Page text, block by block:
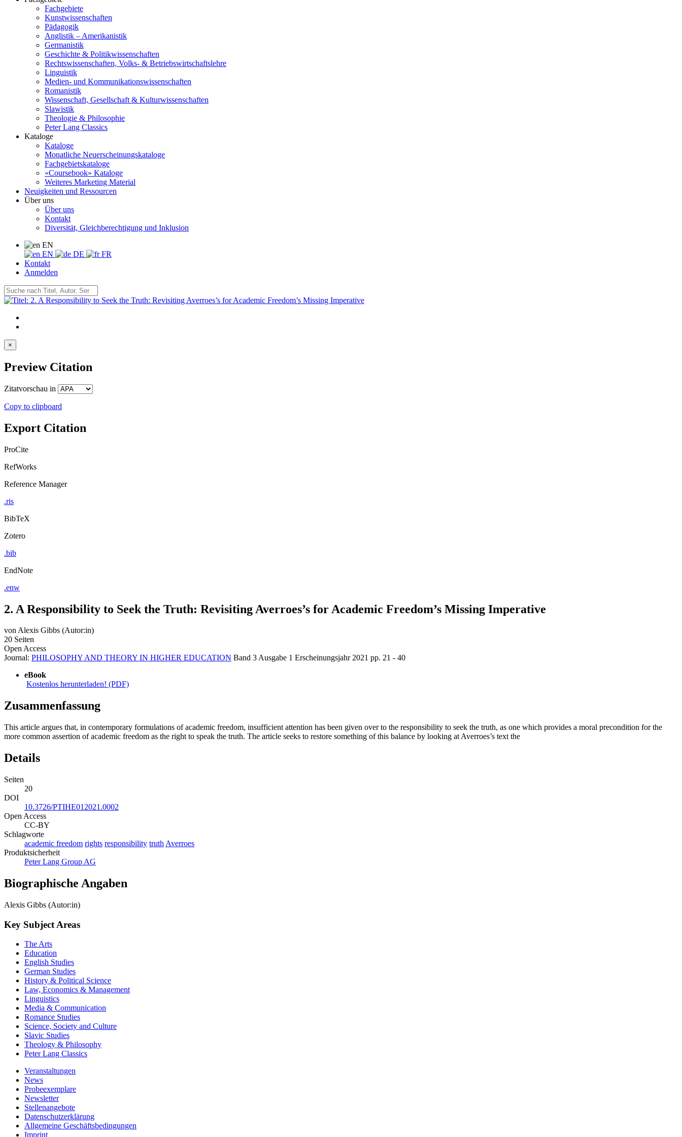
Fachgebiete
Kunstwissenschaften
Pädagogik
Anglistik – Amerikanistik
Germanistik
Geschichte & Politikwissenschaften
Rechtswissenschaften, Volks- & Betriebswirtschaftslehre
Linguistik
Medien- und Kommunikationswissenschaften
Romanistik
Wissenschaft, Gesellschaft & Kulturwissenschaften
Slawistik
Theologie & Philosophie
Peter Lang Classics
Kataloge
Kataloge
Monatliche Neuerscheinungskataloge
Fachgebietskataloge
«Coursebook» Kataloge
Weiteres Marketing Material
Neuigkeiten und Ressourcen
Über uns
Über uns
Kontakt
Diversität, Gleichberechtigung und Inklusion
EN
EN
DE
FR
Kontakt
Anmelden
×
Preview Citation
Zitatvorschau in
Copy to clipboard
Export Citation
ProCite
RefWorks
Reference Manager
.ris
BibTeX
Zotero
.bib
EndNote
.enw
2. A Responsibility to Seek the Truth: Revisiting Averroes’s for Academic Freedom’s Missing Imperative
vonAlexis Gibbs (Autor:in)
20 Seiten
Open Access
Journal: PHILOSOPHY AND THEORY IN HIGHER EDUCATION Band 3Ausgabe 1 Erscheinungsjahr 2021 pp. 21 - 40
eBook
Kostenlos herunterladen! (PDF)
Zusammenfassung
This article argues that, in contemporary formulations of academic freedom, insufficient attention has been given over to the responsibility to seek the truth, as one which provides a moral precondition for the
more common assertion of academic freedom as the right to speak the truth. The article seeks to restore something of this balance by looking at Averroes’s text the
Details
Seiten
20
DOI
10.3726/PTIHE012021.0002
Open Access
CC-BY
Schlagworte
academic freedom rights responsibility truth Averroes
Produktsicherheit
Peter Lang Group AG
Biographische Angaben
Alexis Gibbs (Autor:in)
Key Subject Areas
The Arts
Education
English Studies
German Studies
History & Political Science
Law, Economics & Management
Linguistics
Media & Communication
Romance Studies
Science, Society and Culture
Slavic Studies
Theology & Philosophy
Peter Lang Classics
Veranstaltungen
News
Probeexemplare
Newsletter
Stellenangebote
Datenschutzerklärung
Allgemeine Geschäftsbedingungen
Imprint